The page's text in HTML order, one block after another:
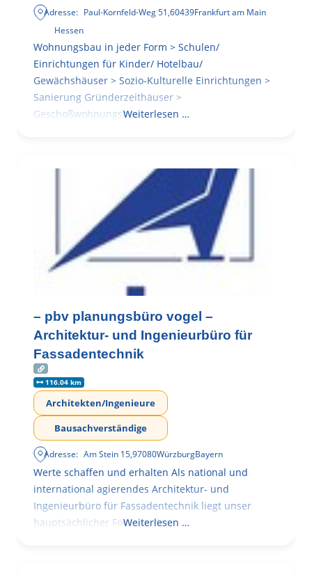
Adresse: Paul-Kornfeld-Weg 51,60439Frankfurt am Main
Hessen
Wohnungsbau in jeder Form > Schulen/
Einrichtungen für Kinder/ Hotelbau/
Gewächshäuser > Sozio-Kulturelle Einrichtungen >
Sanierung Gründerzeithäuser >
GeschoßwohnungsbauWeiterlesen …
– pbv planungsbüro vogel –
Architektur- und Ingenieurbüro für
Fassadentechnik
116.04 km
Architekten/Ingenieure
Bausachverständige
Adresse: Am Stein 15,97080WürzburgBayern
Werte schaffen und erhalten Als national und
international agierendes Architektur- und
Ingenieurbüro für Fassadentechnik liegt unser
hauptsächlicher Fokus in der
Weiterlesen …